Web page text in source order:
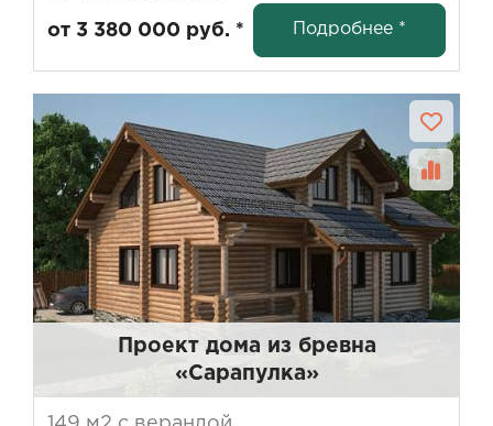
от 3 380 000 руб. * Подробнее *
Проект дома из бревна
«Сарапулка»